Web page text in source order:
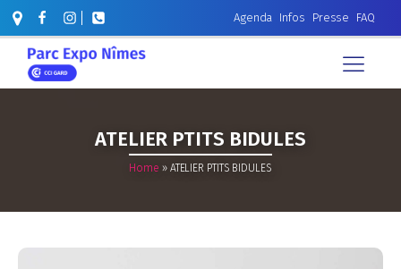
Agenda Infos Presse FAQ
ATELIER PTITS BIDULES
Home » ATELIER PTITS BIDULES